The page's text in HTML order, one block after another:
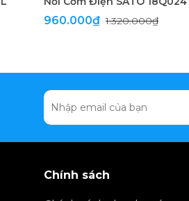
960.000₫1.320.000₫
Chính sách